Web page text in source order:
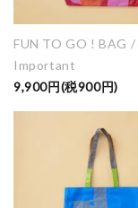
FUN TO GO ! BAG
Important
9,900円(税900円)